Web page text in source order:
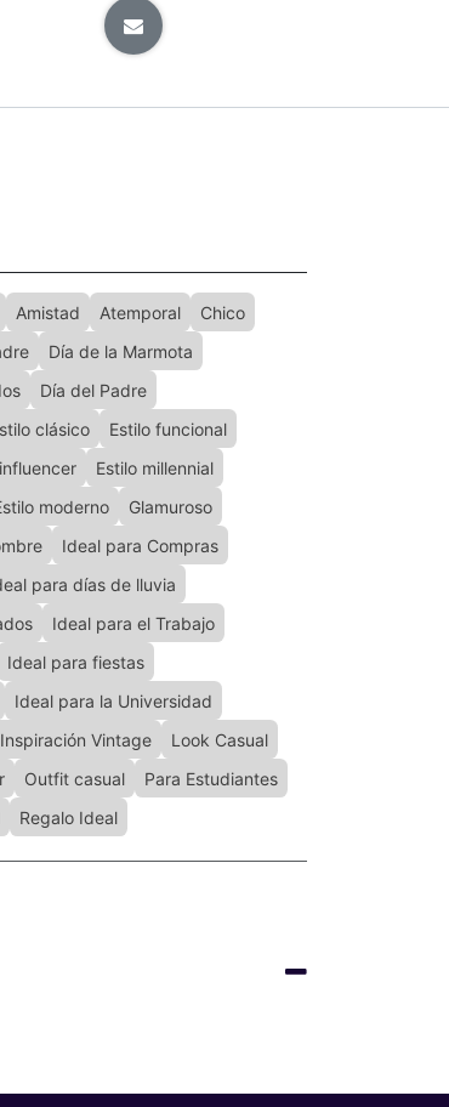
Amistad Atemporal
Chico
Día de la Marmota
Día del Padre
clásico
Estilo funcional
Estilo millennial
moderno
Glamuroso
Ideal para Compras
para días de lluvia
Ideal para el Trabajo
Ideal para fiestas
Ideal para la Universidad
Inspiración Vintage
Look Casual
Outfit casual
Para Estudiantes
Regalo Ideal